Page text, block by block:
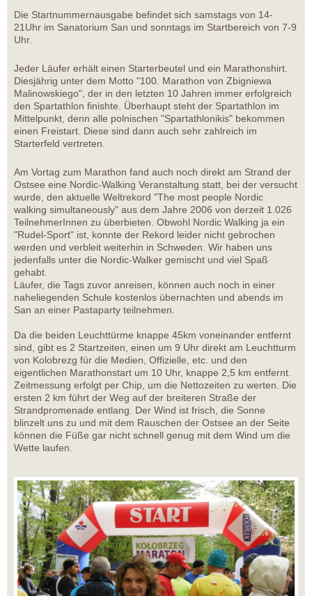
Die Startnummernausgabe befindet sich samstags von 14-
21Uhr im Sanatorium San und sonntags im Startbereich von 7-9
Uhr.
Jeder Läufer erhält einen Starterbeutel und ein Marathonshirt.
Diesjährig unter dem Motto "100. Marathon von Zbigniewa
Malinowskiego", der in den letzten 10 Jahren immer erfolgreich
den Spartathlon finishte. Überhaupt steht der Spartathlon im
Mittelpunkt, denn alle polnischen "Spartathlonikis" bekommen
einen Freistart. Diese sind dann auch sehr zahlreich im
Starterfeld vertreten.
Am Vortag zum Marathon fand auch noch direkt am Strand der
Ostsee eine Nordic-Walking Veranstaltung statt, bei der versucht
wurde, den aktuelle Weltrekord "The most people Nordic
walking simultaneously" aus dem Jahre 2006 von derzeit 1.026
TeilnehmerInnen zu überbieten. Obwohl Nordic Walking ja ein
"Rudel-Sport" ist, konnte der Rekord leider nicht gebrochen
werden und verbleit weiterhin in Schweden. Wir haben uns
jedenfalls unter die Nordic-Walker gemischt und viel Spaß
gehabt.
Läufer, die Tags zuvor anreisen, können auch noch in einer
naheliegenden Schule kostenlos übernachten und abends im
San an einer Pastaparty teilnehmen.
Da die beiden Leuchttürme knappe 45km voneinander entfernt
sind, gibt es 2 Startzeiten, einen um 9 Uhr direkt am Leuchtturm
von Kolobrezg für die Medien, Offizielle, etc. und den
eigentlichen Marathonstart um 10 Uhr, knappe 2,5 km entfernt.
Zeitmessung erfolgt per Chip, um die Nettozeiten zu werten. Die
ersten 2 km führt der Weg auf der breiteren Straße der
Strandpromenade entlang. Der Wind ist frisch, die Sonne
blinzelt uns zu und mit dem Rauschen der Ostsee an der Seite
können die Füße gar nicht schnell genug mit dem Wind um die
Wette laufen.